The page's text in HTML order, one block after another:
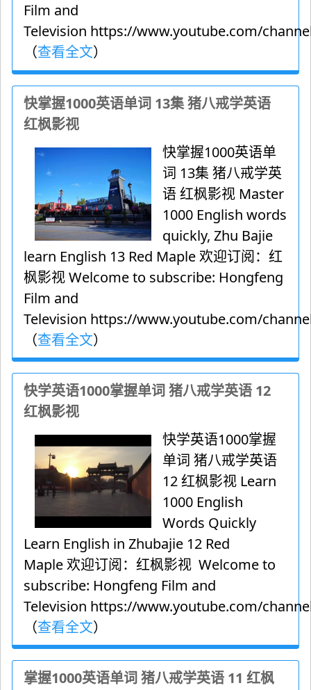
Film and
Television https://www.youtube.com/
（查看全文）
快掌握1000英语单词 13集 猪八戒学英语
红枫影视
快掌握1000英语单
词 13集 猪八戒学英
语 红枫影视 Master
1000 English words
quickly, Zhu Bajie
learn English 13 Red Maple 欢迎订阅：红
枫影视 Welcome to subscribe: Hongfeng
Film and
Television https://www.youtube.com/
（查看全文）
快学英语1000掌握单词 猪八戒学英语 12
红枫影视
快学英语1000掌握
单词 猪八戒学英语
12 红枫影视 Learn
1000 English
Words Quickly
Learn English in Zhubajie 12 Red
Maple 欢迎订阅：红枫影视 Welcome to
subscribe: Hongfeng Film and
Television https://www.youtube.com/
（查看全文）
掌握1000英语单词 猪八戒学英语 11 红枫